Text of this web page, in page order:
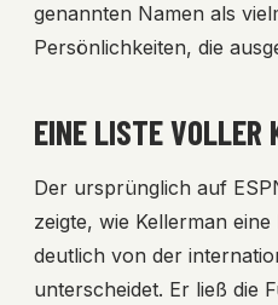
genannten Namen als
Persönlichkeiten, die
EINE LISTE VOLLER
Der ursprünglich auf
zeigte, wie Kellerman
deutlich von der
unterscheidet. Er ließ die